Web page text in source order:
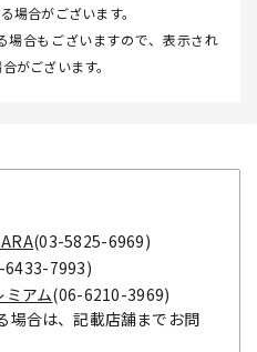
場合がございます。
合もございますので、表示され
がございます。
(03-5825-6969)
6433-7993)
ミアム(06-6210-3969)
場合は、記載店舗までお問